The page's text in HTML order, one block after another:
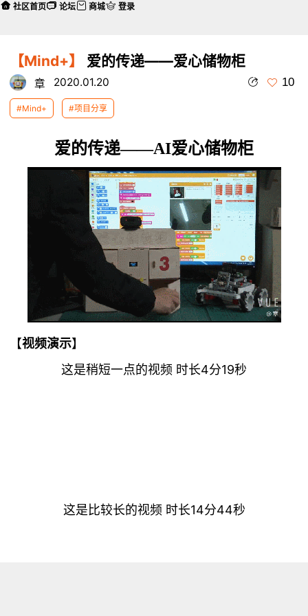
【Mind+】 爱的传递——爱心储物柜
章 2020.01.20 10
#Mind+ #项目分享
爱的传递——AI爱心储物柜
【视频演示】
这是稍短一点的视频 时长4分19秒
这是比较长的视频 时长14分44秒
社区首页 论坛 商城 登录